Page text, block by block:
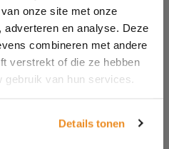
onze site met onze
en analyse. Deze
combineren met andere
verstrekt of die ze hebben
van hun services.
Details tonen